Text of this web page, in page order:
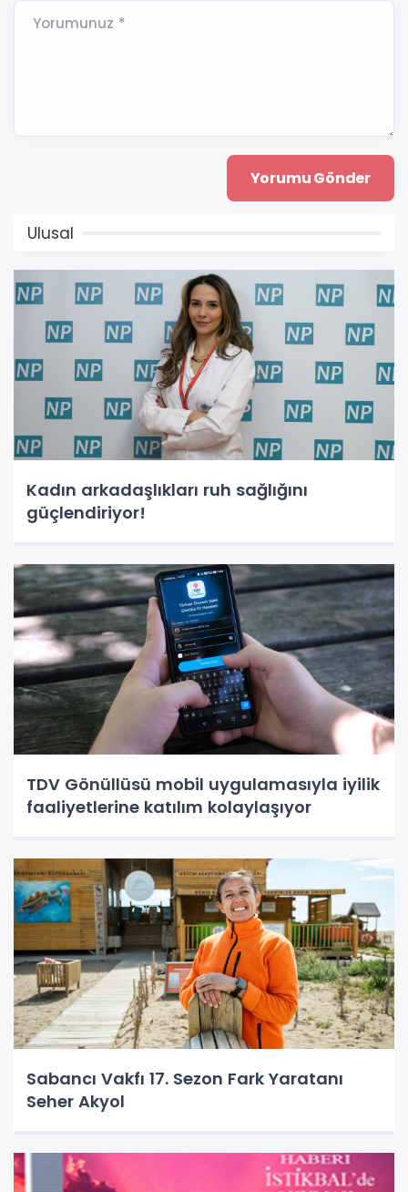
Yorumunuz *
Ulusal
Kadın arkadaşlıkları ruh sağlığını
güçlendiriyor!
TDV Gönüllüsü mobil uygulamasıyla iyilik
faaliyetlerine katılım kolaylaşıyor
Sabancı Vakfı 17. Sezon Fark Yaratanı
Seher Akyol